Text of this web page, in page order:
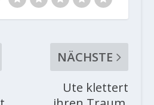
NÄCHSTE
Ute klettert